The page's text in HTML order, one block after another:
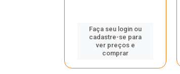
Faça seu login ou
cadastre-se para
ver preços e
comprar